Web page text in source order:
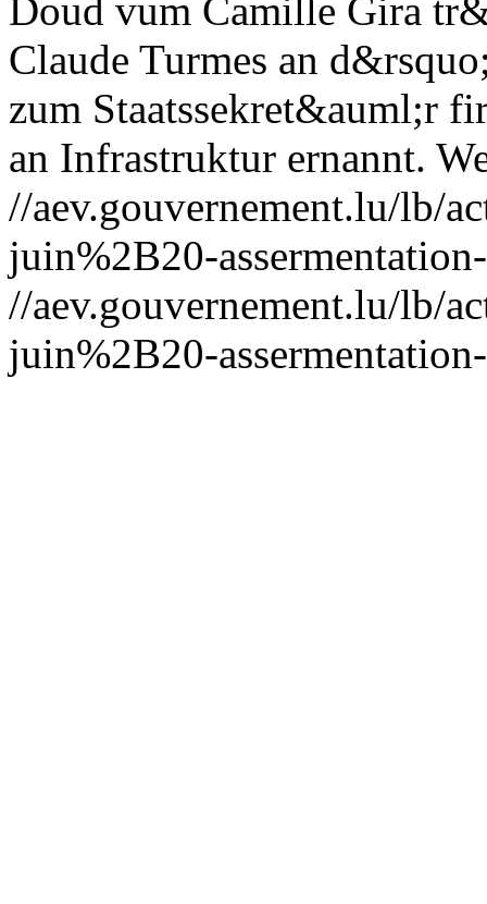
Doud vum Camille Gira
Claude Turmes an
zum Staatssekret&auml;r
an Infrastruktur ernannt.
//aev.gouvernement.lu/lb/
juin%2B20-
//aev.gouvernement.lu/lb/
juin%2B20-